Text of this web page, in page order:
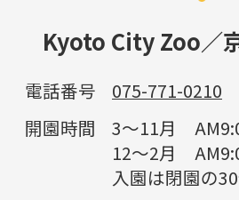
Kyoto City Zoo／
電話番号
075-771-0210
開園時間
3～11月
12～2月
入園は閉園の